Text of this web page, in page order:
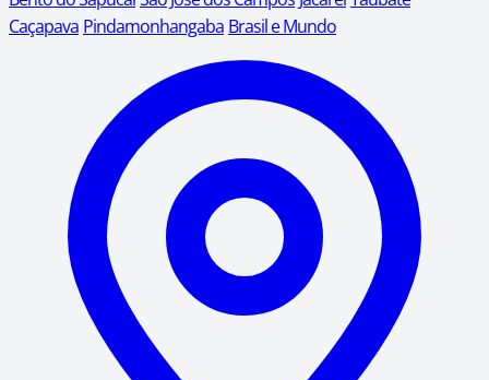
Caçapava Pindamonhangaba Brasil e Mundo